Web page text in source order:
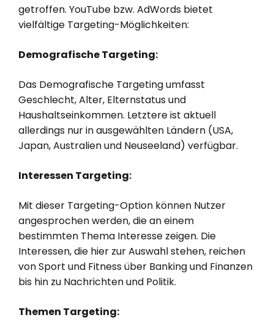
getroffen. YouTube bzw. AdWords bietet
vielfältige Targeting-Möglichkeiten:
Demografische Targeting:
Das Demografische Targeting umfasst
Geschlecht, Alter, Elternstatus und
Haushaltseinkommen. Letztere ist aktuell
allerdings nur in ausgewählten Ländern (USA,
Japan, Australien und Neuseeland) verfügbar.
Interessen Targeting:
Mit dieser Targeting-Option können Nutzer
angesprochen werden, die an einem
bestimmten Thema Interesse zeigen. Die
Interessen, die hier zur Auswahl stehen, reichen
von Sport und Fitness über Banking und Finanzen
bis hin zu Nachrichten und Politik.
Themen Targeting: